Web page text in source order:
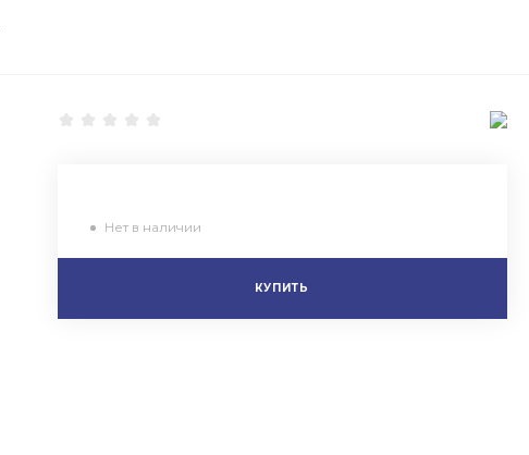
Нет в наличии
КУПИТЬ